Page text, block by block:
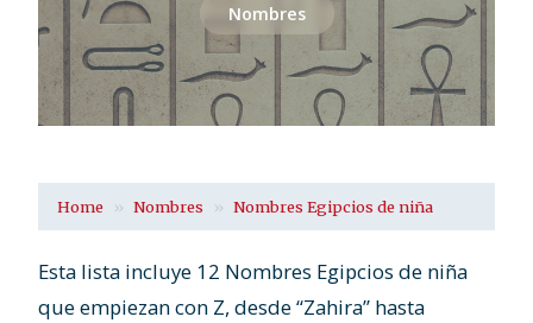
Nombres
Home Nombres Nombres Egipcios de niña
Esta lista incluye 12 Nombres Egipcios de niña
que empiezan con Z, desde “Zahira” hasta